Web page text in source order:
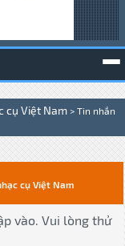
cụ Việt Nam > Tin nhắn
cụ Việt Nam
vào. Vui lòng thử